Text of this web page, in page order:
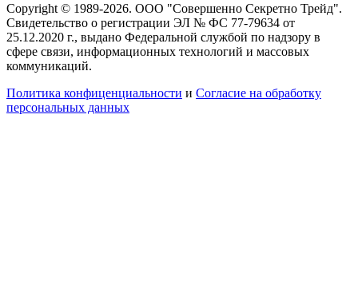
Copyright © 1989-2026. ООО "Совершенно Секретно Трейд".
Свидетельство о регистрации ЭЛ № ФС 77-79634 от
25.12.2020 г., выдано Федеральной службой по надзору в
сфере связи, информационных технологий и массовых
коммуникаций.
Политика конфиценциальности и Согласие на обработку
персональных данных